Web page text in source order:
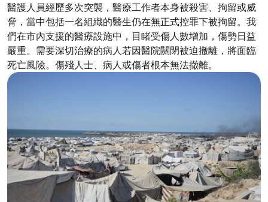
醫護人員經歷多次突襲，醫療工作者本身被殺害、拘留或威
脅，當中包括一名組織的醫生仍在無正式控罪下被拘留。我
們在市內支援的醫療設施中，目睹受傷人數增加，傷勢日益
嚴重。需要深切治療的病人若因醫院關閉被迫撤離，將面臨
死亡風險。傷殘人士、病人或傷者根本無法撤離。